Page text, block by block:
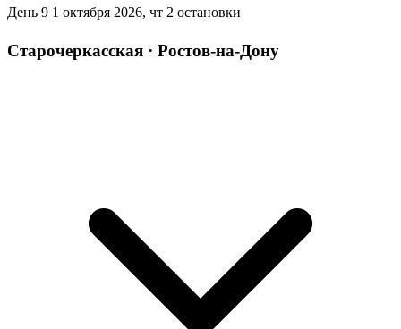
День 9 1 октября 2026, чт 2 остановки
Старочеркасская · Ростов-на-Дону